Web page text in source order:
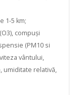
5 km;
compuși
(PM10 si
vântului,
relativă,